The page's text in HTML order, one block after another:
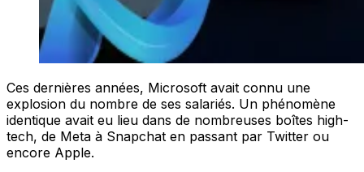
Ces dernières années, Microsoft avait connu une
explosion du nombre de ses salariés. Un phénomène
identique avait eu lieu dans de nombreuses boîtes high-
tech, de Meta à Snapchat en passant par Twitter ou
encore Apple.